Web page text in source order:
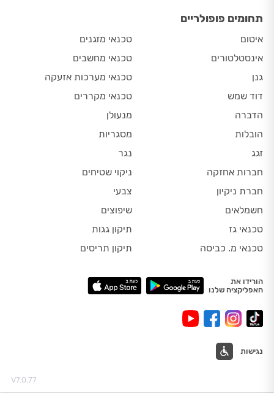
תחומים פופולריים
איטום
אינסטלטורים
גנן
דוד שמש
הדברה
הובלות
זגג
חברות אחזקה
חברת ניקיון
חשמלאים
טכנאי גז
טכנאי מ. כביסה
טכנאי מזגנים
טכנאי מחשבים
טכנאי מערכות אזעקה
טכנאי מקררים
מנעולן
מסגריות
נגר
ניקוי שטיחים
צבעי
שיפוצים
תיקון גגות
תיקון תריסים
הורידו את
האפליקציה שלנו
נגישות
V7.0.77